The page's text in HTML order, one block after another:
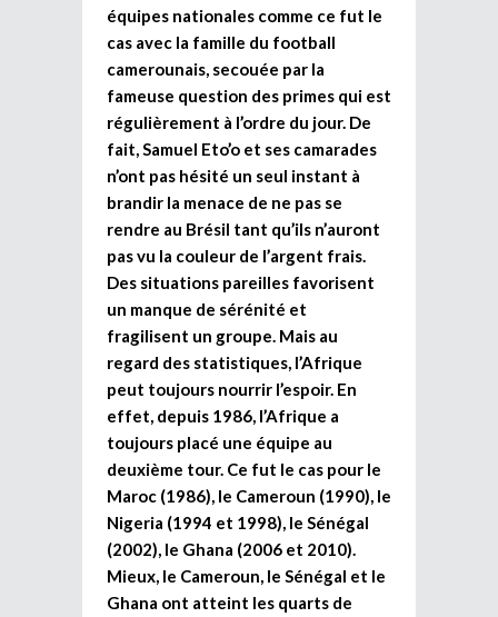
équipes nationales comme ce fut le
cas avec la famille du football
camerounais, secouée par la
fameuse question des primes qui est
régulièrement à l’ordre du jour. De
fait, Samuel Eto’o et ses camarades
n’ont pas hésité un seul instant à
brandir la menace de ne pas se
rendre au Brésil tant qu’ils n’auront
pas vu la couleur de l’argent frais.
Des situations pareilles favorisent
un manque de sérénité et
fragilisent un groupe. Mais au
regard des statistiques, l’Afrique
peut toujours nourrir l’espoir. En
effet, depuis 1986, l’Afrique a
toujours placé une équipe au
deuxième tour. Ce fut le cas pour le
Maroc (1986), le Cameroun (1990), le
Nigeria (1994 et 1998), le Sénégal
(2002), le Ghana (2006 et 2010).
Mieux, le Cameroun, le Sénégal et le
Ghana ont atteint les quarts de